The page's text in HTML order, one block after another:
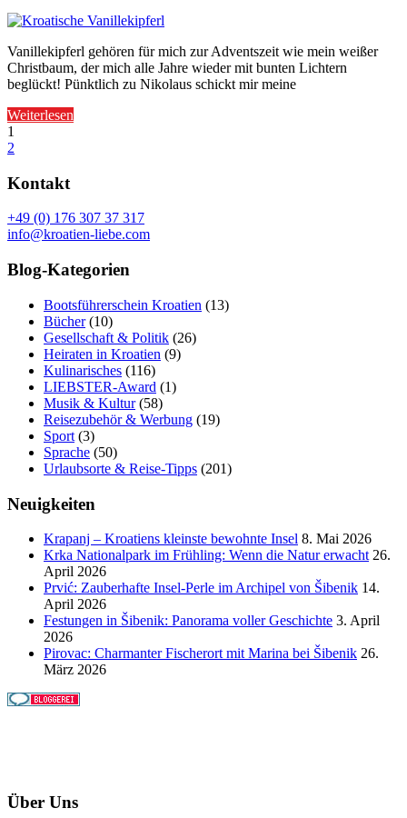
Vanillekipferl gehören für mich zur Adventszeit wie mein weißer
Christbaum, der mich alle Jahre wieder mit bunten Lichtern
beglückt! Pünktlich zu Nikolaus schickt mir meine
Weiterlesen
1
2
Kontakt
+49 (0) 176 307 37 317
info@kroatien-liebe.com
Blog-Kategorien
Bootsführerschein Kroatien (13)
Bücher(10)
Gesellschaft & Politik (26)
Heiraten in Kroatien (9)
Kulinarisches (116)
LIEBSTER-Award (1)
Musik & Kultur(58)
Reisezubehör & Werbung (19)
Sport (3)
Sprache (50)
Urlaubsorte & Reise-Tipps (201)
Neuigkeiten
Krapanj – Kroatiens kleinste bewohnte Insel 8. Mai 2026
Krka Nationalpark im Frühling: Wenn die Natur erwacht 26.
April 2026
Prvić: Zauberhafte Insel-Perle im Archipel von Šibenik 14.
April 2026
Festungen in Šibenik: Panorama voller Geschichte 3. April
2026
Pirovac: Charmanter Fischerort mit Marina bei Šibenik 26.
März 2026
Über Uns